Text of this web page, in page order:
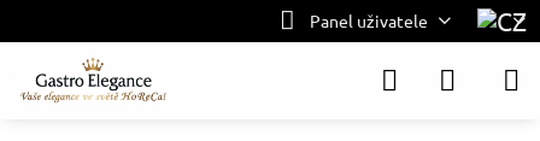
Panel uživatele